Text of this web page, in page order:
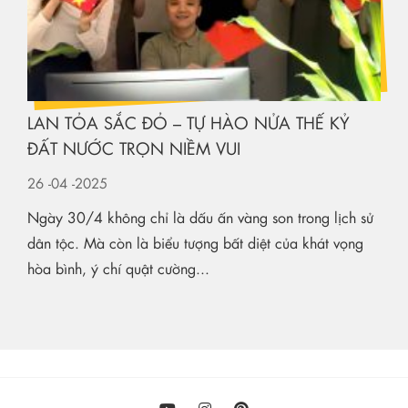
LAN TỎA SẮC ĐỎ – TỰ HÀO NỬA THẾ KỶ
ĐẤT NƯỚC TRỌN NIỀM VUI
26 -04 -2025
Ngày 30/4 không chỉ là dấu ấn vàng son trong lịch sử
dân tộc. Mà còn là biểu tượng bất diệt của khát vọng
hòa bình, ý chí quật cường...